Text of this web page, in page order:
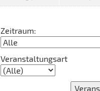
Zeitraum:
Veranstaltungsart